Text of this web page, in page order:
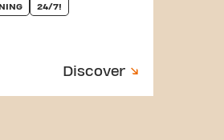
24/7!
Discover